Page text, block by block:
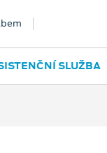
SLUŽBA